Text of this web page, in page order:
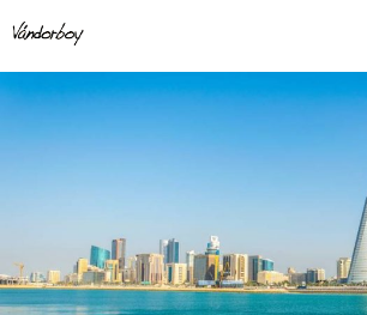
to
content